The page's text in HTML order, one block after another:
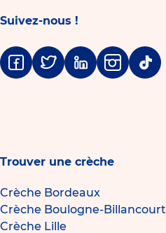
Suivez-nous !
Facebook
TwitterLinkedinInstagram
Tiktok
Trouver une crèche
Crèche Bordeaux
Crèche Boulogne-Billancourt
Crèche Lille